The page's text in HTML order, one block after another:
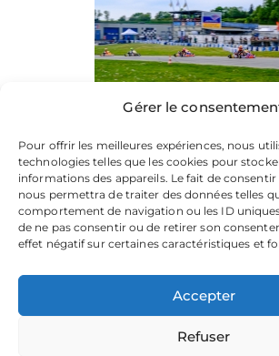
Gérer le
Pour offrir les meilleures expériences, nous
technologies telles que les cookies pour
informations des appareils. Le fait de
nous permettra de traiter des données telles
comportement de navigation ou les ID
de ne pas consentir ou de retirer son
effet négatif sur certaines caractéristiques et
Accepter
Refuser